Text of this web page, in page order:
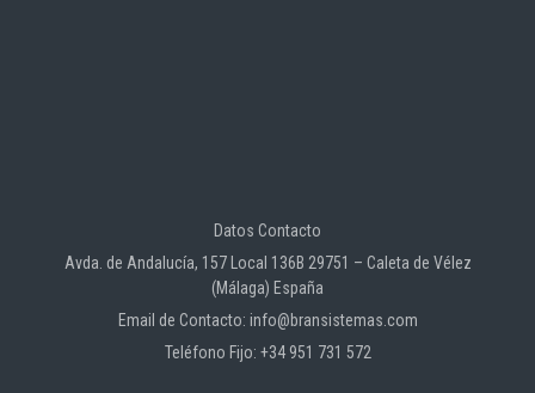
Datos Contacto
Avda. de Andalucía, 157 Local 136B 29751 – Caleta de Vélez
(Málaga) España
Email de Contacto: info@bransistemas.com
Teléfono Fijo: +34 951 731 572